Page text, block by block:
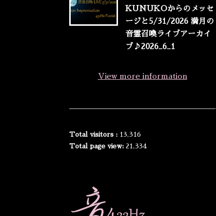
KUNUKOからのメッセ
ージと5/31/2026 満月の
音霊召喚ライブアーカイ
ブ♪2026_6_1
View more information
Total visitors : 13,316
Total page view: 21,334